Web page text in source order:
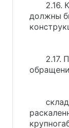
2.16.
должны
2.17.